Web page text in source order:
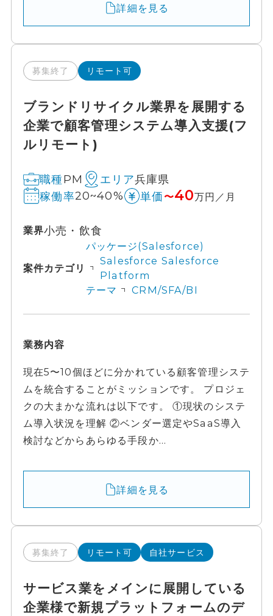
詳細を見る
募集終了 リモート可
ブランドリサイクル業界を展開する
企業で顧客管理システム導入支援(フ
ルリモート)
職種PM エリア兵庫県
稼働率20~40% 単価 〜40万円／月
業界小売・飲食
案件カテゴリ
パッケージ(Salesforce)
Salesforce Salesforce
Platform
テーマ
CRM/SFA/BI
業務内容
現在5〜10個ほどに分かれている顧客管理システ
ムを統合することがミッションです。 プロジェ
クの大まかな流れは以下です。 ①現状のシステ
ム導入状況を理解 ②ベンダー選定やSaaS導入
検討などからあらゆる手段か...
詳細を見る
募集終了 リモート可 自社サービス
サービス業をメインに展開している
企業様で新規プラットフォームのデ